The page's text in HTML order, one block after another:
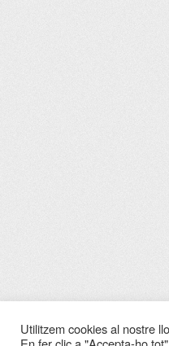
Utilitzem cookies al nostre